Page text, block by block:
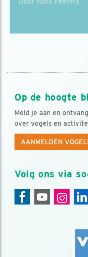
Door Hans Peeters
Op de hoogte
Meld je aan en
over vogels en
AANMELDEN
Volg ons via